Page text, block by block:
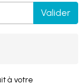
Valider
à votre